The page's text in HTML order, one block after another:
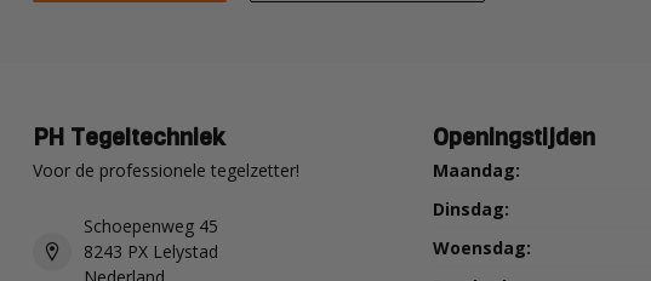
PH Tegeltechniek
Voor de professionele tegelzetter!
Schoepenweg 45
8243 PX Lelystad
Openingstijden
Maandag:
Dinsdag:
Woensdag: